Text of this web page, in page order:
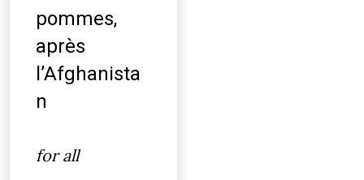
pommes,
après
l’Afghanista
n
for all